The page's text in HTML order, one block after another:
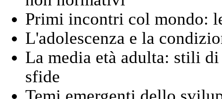
Primi incontri col mondo:
L'adolescenza e la
La media età adulta: stili
sfide